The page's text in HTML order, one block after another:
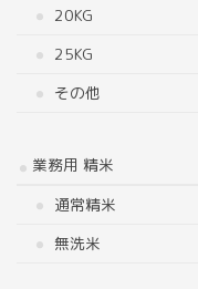
20KG
25KG
その他
業務用 精米
通常精米
無洗米